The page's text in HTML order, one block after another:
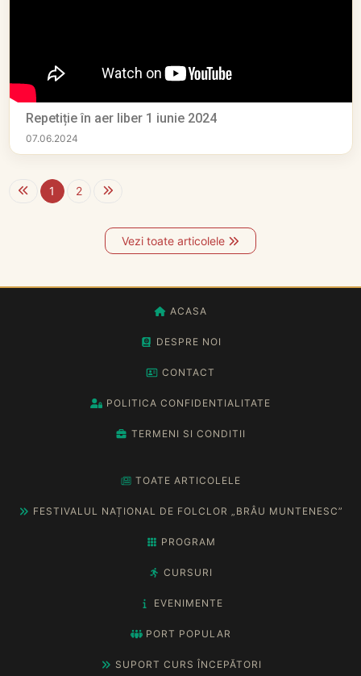
Repetiție în aer liber 1 iunie 2024
07.06.2024
1 2
Vezi toate articolele
ACASA
DESPRE NOI
CONTACT
POLITICA CONFIDENTIALITATE
TERMENI SI CONDITII
TOATE ARTICOLELE
FESTIVALUL NAȚIONAL DE FOLCLOR „BRÂU MUNTENESC”
PROGRAM
CURSURI
EVENIMENTE
PORT POPULAR
SUPORT CURS ÎNCEPĂTORI